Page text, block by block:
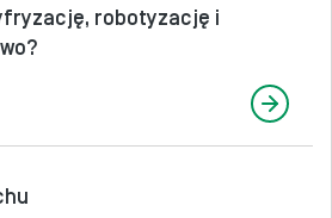
robotyzację i